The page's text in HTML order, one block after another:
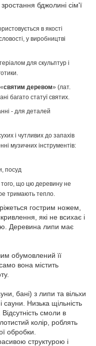
зростання бджолині сім'ї
в якості
у виробництві
для скульптур і
святим деревом» (лат.
багато статуї святих.
- для деталей
і чутливих до запахів
музичних інструментів:
посуд
що цю деревину не
тримають тепло.
гострим ножем,
які не всихає і
Деревина липи має
обумовлений її
вона містить
бані) з липи та вільхи
сауни. Низька щільність
Відсутність смоли в
колір, роблять
обробки.
структурою і